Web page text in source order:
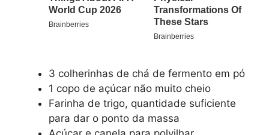
3 colherinhas de chá de fermento em pó
1 copo de açúcar não muito cheio
Farinha de trigo, quantidade suficiente
para dar o ponto da massa